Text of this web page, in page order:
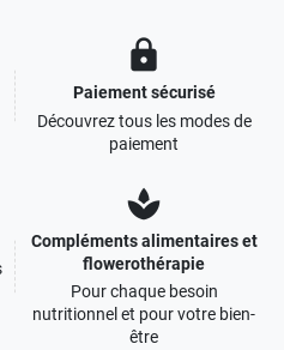
lock
Paiement sécurisé
Découvrez tous les modes de
paiement
spa
Compléments alimentaires et
flowerothérapie
Pour chaque besoin
nutritionnel et pour votre bien-
être